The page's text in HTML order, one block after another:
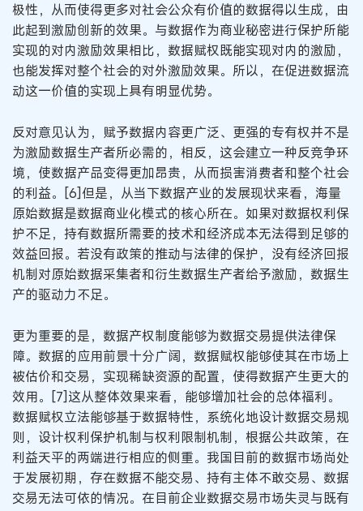
极性，从而使得更多对社会公众有价值的数据得以生成，由
此起到激励创新的效果。与数据作为商业秘密进行保护所能
实现的对内激励效果相比，数据赋权既能实现对内的激励，
也能发挥对整个社会的对外激励效果。所以，在促进数据流
动这一价值的实现上具有明显优势。
反对意见认为，赋予数据内容更广泛、更强的专有权并不是
为激励数据生产者所必需的，相反，这会建立一种反竞争环
境，使数据产品变得更加昂贵，从而损害消费者和整个社会
的利益。[6]但是，从当下数据产业的发展现状来看，海量
原始数据是数据商业化模式的核心所在。如果对数据权利保
护不足，持有数据所需要的技术和经济成本无法得到足够的
效益回报。若没有政策的推动与法律的保护，没有经济回报
机制对原始数据采集者和衍生数据生产者给予激励，数据生
产的驱动力不足。
更为重要的是，数据产权制度能够为数据交易提供法律保
障。数据的应用前景十分广阔，数据赋权能够使其在市场上
被估价和交易，实现稀缺资源的配置，使得数据产生更大的
效用。[7]这从整体效果来看，能够增加社会的总体福利。
数据赋权立法能够基于数据特性，系统化地设计数据交易规
则，设计权利保护机制与权利限制机制，根据公共政策，在
利益天平的两端进行相应的侧重。我国目前的数据市场尚处
于发展初期，存在数据不能交易、持有主体不敢交易、数据
交易无法可依的情况。在目前企业数据交易市场失灵与既有